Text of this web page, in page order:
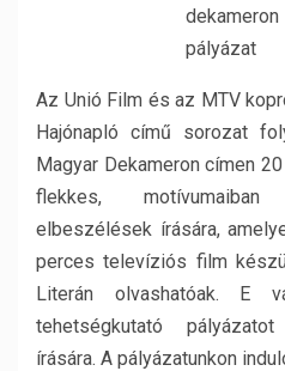
Az Unió Film és az MTV
Hajónapló című sorozat
Magyar Dekameron címen
flekkes,
elbeszélések írására,
perces televíziós film
Literán olvashatóak. E
tehetségkutató
írására. A pályázatunkon